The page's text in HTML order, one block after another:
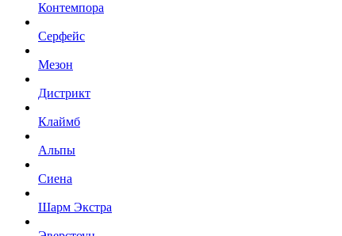
Контемпора
Серфейс
Мезон
Дистрикт
Клаймб
Альпы
Сиена
Шарм Экстра